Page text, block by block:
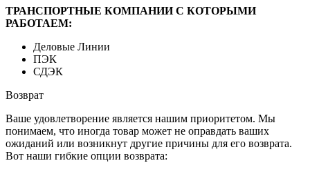
ТРАНСПОРТНЫЕ КОМПАНИИ С КОТОРЫМИ
РАБОТАЕМ:
Деловые Линии
ПЭК
СДЭК
Возврат
Ваше удовлетворение является нашим приоритетом. Мы
понимаем, что иногда товар может не оправдать ваших
ожиданий или возникнут другие причины для его возврата.
Вот наши гибкие опции возврата: